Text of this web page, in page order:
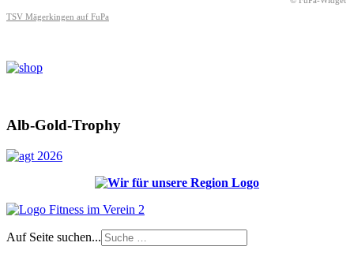
TSV Mägerkingen auf FuPa
Alb-Gold-Trophy
Auf Seite suchen...